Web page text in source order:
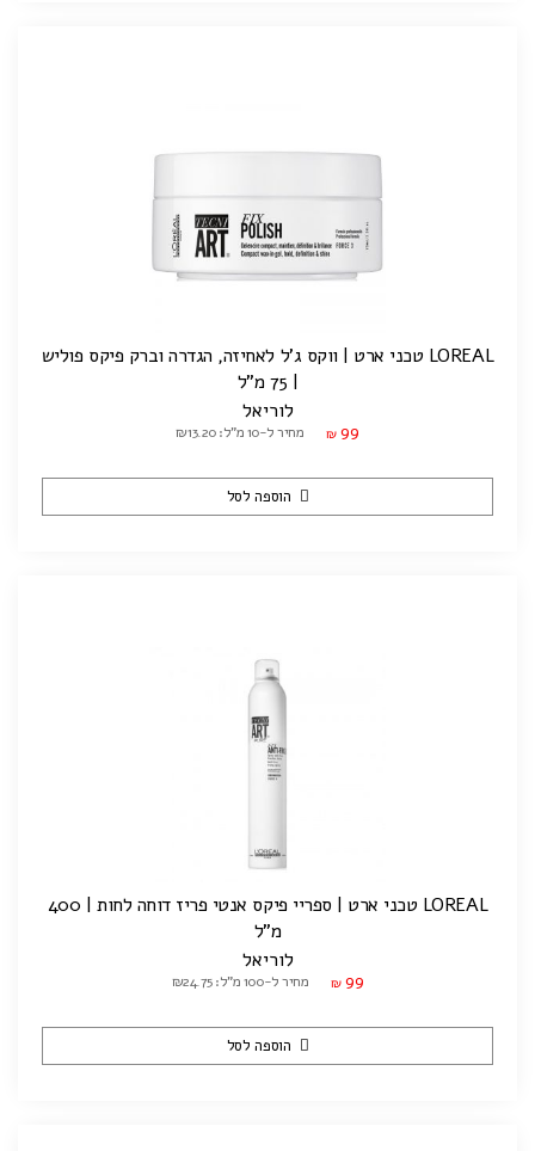
LOREAL טכני ארט | ווקס ג'ל לאחיזה, הגדרה וברק פיקס פוליש
| 75 מ"ל
לוריאל
₪ 99 מחיר ל-10 מ"ל: ₪13.20
הוספה לסל
LOREAL טכני ארט | ספריי פיקס אנטי פריז דוחה לחות | 400
מ"ל
לוריאל
₪ 99 מחיר ל-100 מ"ל: ₪24.75
הוספה לסל